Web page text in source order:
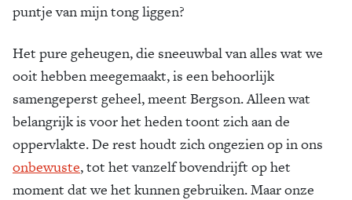
puntje van mijn tong liggen?
Het pure geheugen, die sneeuwbal van alles wat we
ooit hebben meegemaakt, is een behoorlijk
samengeperst geheel, meent Bergson. Alleen wat
belangrijk is voor het heden toont zich aan de
oppervlakte. De rest houdt zich ongezien op in ons
onbewuste, tot het vanzelf bovendrijft op het
moment dat we het kunnen gebruiken. Maar onze